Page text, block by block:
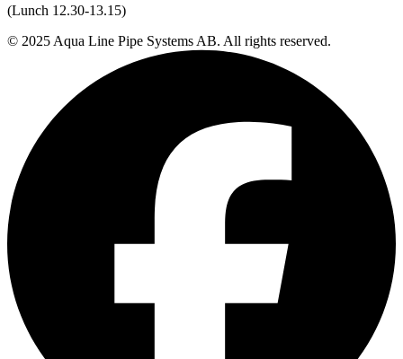
(Lunch 12.30-13.15)
© 2025 Aqua Line Pipe Systems AB. All rights reserved.